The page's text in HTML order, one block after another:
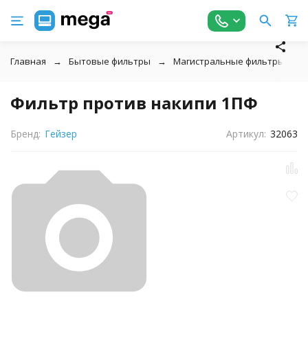
Главная Бытовые фильтры Магистральные фильтры
Фильтр против накипи 1ПФ
Бренд: Гейзер Артикул: 32063